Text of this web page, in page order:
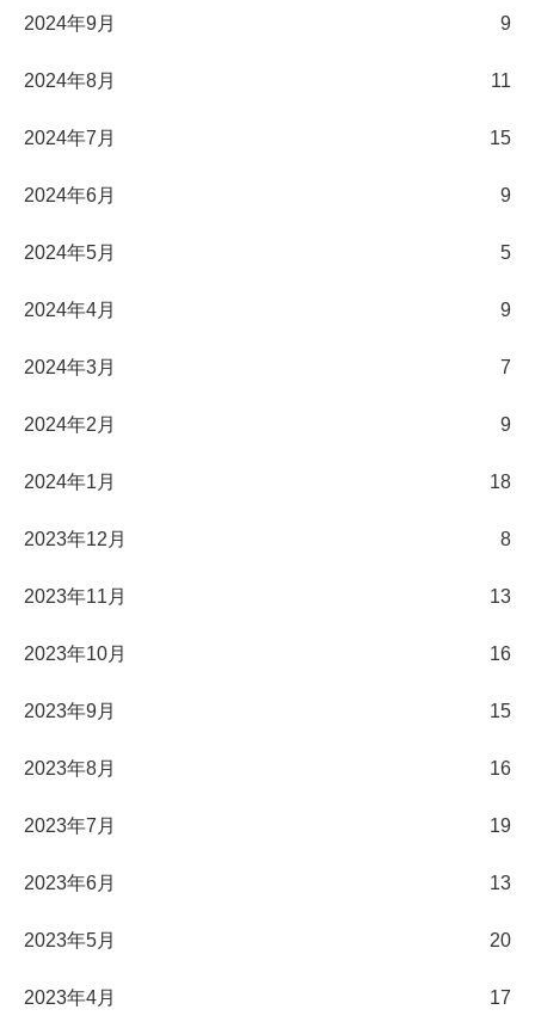
2024年9月 9
2024年8月 11
2024年7月 15
2024年6月 9
2024年5月 5
2024年4月 9
2024年3月 7
2024年2月 9
2024年1月 18
2023年12月 8
2023年11月 13
2023年10月 16
2023年9月 15
2023年8月 16
2023年7月 19
2023年6月 13
2023年5月 20
2023年4月 17